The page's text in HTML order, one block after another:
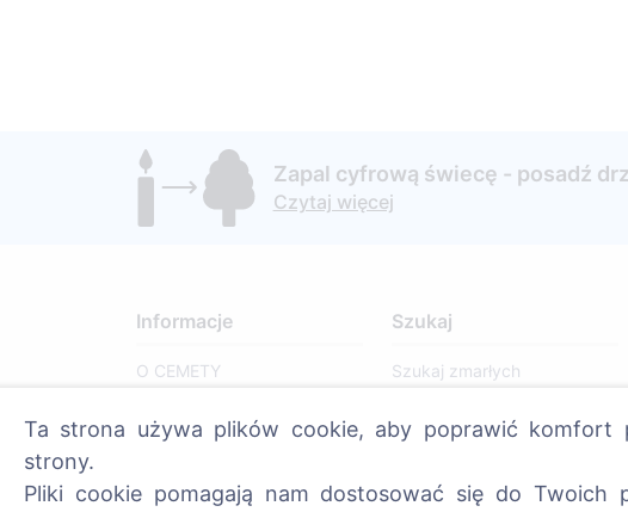
Zapal cyfrową świecę - posadź
Czytaj więcej
Informacje
O CEMETY
pytania
Szukaj
Szukaj zmarłych
Ta strona używa plików cookie, aby poprawić komfort
strony.
Pliki cookie pomagają nam dostosować się do Twoich